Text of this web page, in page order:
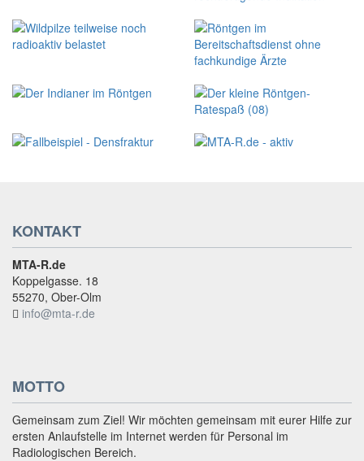
KONTAKT
MTA-R.de
Koppelgasse. 18
55270, Ober-Olm
info@mta-r.de
MOTTO
Gemeinsam zum Ziel! Wir möchten gemeinsam mit eurer Hilfe zur
ersten Anlaufstelle im Internet werden für Personal im
Radiologischen Bereich.